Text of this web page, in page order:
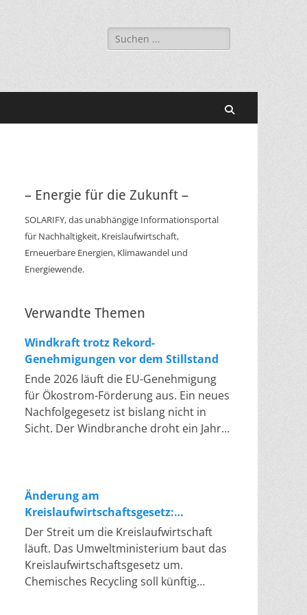
Suchen
nach:
– Energie für die Zukunft –
SOLARIFY, das unabhängige Informationsportal
für Nachhaltigkeit, Kreislaufwirtschaft,
Erneuerbare Energien, Klimawandel und
Energiewende.
Verwandte Themen
Windkraft trotz Rekord-
Genehmigungen vor dem Stillstand
Ende 2026 läuft die EU-Genehmigung
für Ökostrom-Förderung aus. Ein neues
Nachfolgegesetz ist bislang nicht in
Sicht. Der Windbranche droht ein Jahr,
Problem hat die Politik tatsächlich
gelöst, die Verfahren laufen heute
deutlich schneller. Die Halbjahresbilanz
der Branche bestätigt dieses Muster:
So viele Windräder wie nie zuvor
wurden genehmigt, doch im ersten
Halbjahr gingen netto nur rund zwei
Änderung am
Kreislaufwirtschaftsgesetz:
Chemisches Recycling soll Lücke
füllen
Der Streit um die Kreislaufwirtschaft
läuft. Das Umweltministerium baut das
Kreislaufwirtschaftsgesetz um.
Chemisches Recycling soll künftig